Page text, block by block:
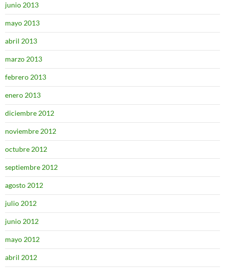
junio 2013
mayo 2013
abril 2013
marzo 2013
febrero 2013
enero 2013
diciembre 2012
noviembre 2012
octubre 2012
septiembre 2012
agosto 2012
julio 2012
junio 2012
mayo 2012
abril 2012